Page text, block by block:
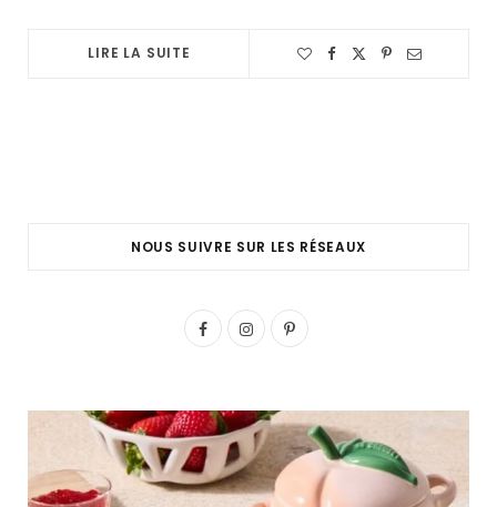
LIRE LA SUITE
NOUS SUIVRE SUR LES RÉSEAUX
F
e
b
I
t
a
P
t